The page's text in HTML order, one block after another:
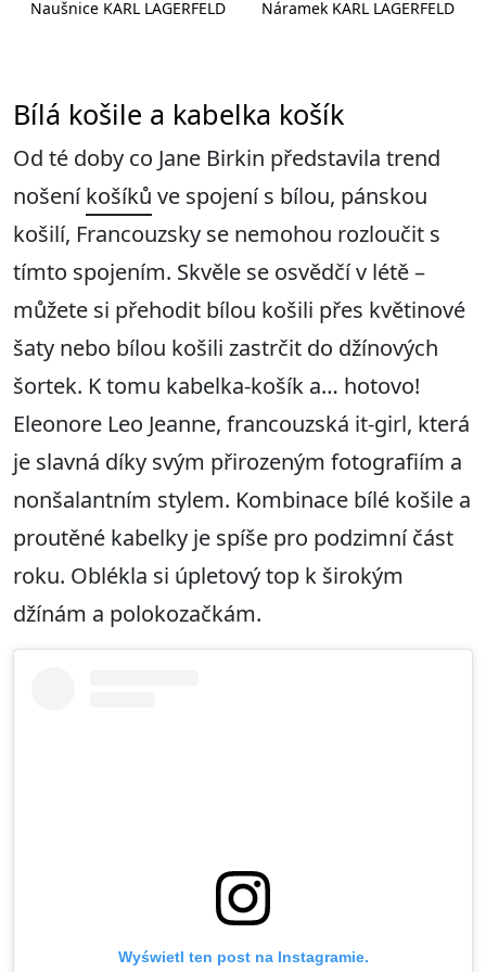
Naušnice KARL LAGERFELD Náramek KARL LAGERFELD
Bílá košile a kabelka košík
Od té doby co Jane Birkin představila trend
nošeníkošíků ve spojení s bílou, pánskou
košilí, Francouzsky se nemohou rozloučit s
tímto spojením. Skvěle se osvědčí v létě –
můžete si přehodit bílou košili přes květinové
šaty nebo bílou košili zastrčit do džínových
šortek. K tomu kabelka-košík a… hotovo!
Eleonore Leo Jeanne, francouzská it-girl, která
je slavná díky svým přirozeným fotografiím a
nonšalantním stylem. Kombinace bílé košile a
proutěné kabelky je spíše pro podzimní část
roku. Oblékla si úpletový top k širokým
džínám a polokozačkám.
Wyświetl ten post na Instagramie.